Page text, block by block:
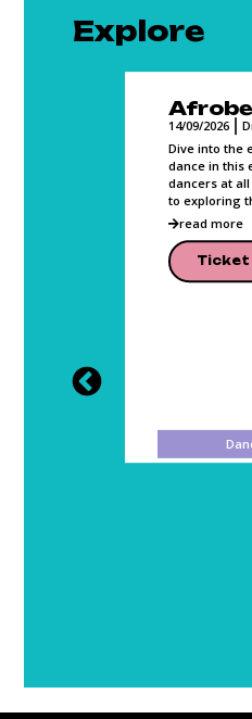
Explore
14/09/2026
Dive into the
dance in this
dancers at
to exploring
read more
Ticket